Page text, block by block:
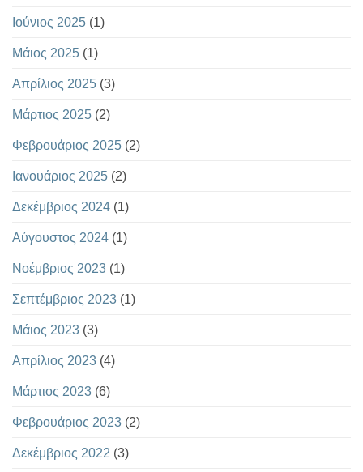
Ιούνιος 2025 (1)
Μάιος 2025 (1)
Απρίλιος 2025 (3)
Μάρτιος 2025 (2)
Φεβρουάριος 2025 (2)
Ιανουάριος 2025 (2)
Δεκέμβριος 2024 (1)
Αύγουστος 2024 (1)
Νοέμβριος 2023 (1)
Σεπτέμβριος 2023 (1)
Μάιος 2023 (3)
Απρίλιος 2023 (4)
Μάρτιος 2023 (6)
Φεβρουάριος 2023 (2)
Δεκέμβριος 2022 (3)